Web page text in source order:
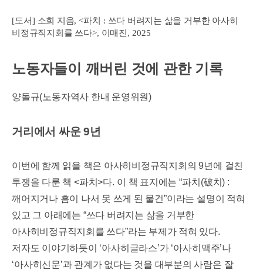
[도서] 소희 지음, <파치 : 쓰다 버려지는 삶을 거부한 아사히
비정규직지회를 쓰다>, 이매진 , 2025
노동자들이 깨버린 것에 관한 기록
양돌규(노동자역사 한내 운영위원)
거리에서 싸운9년
이번에 함께 읽을 책은 아사히비정규직지회의9년에 걸친
투쟁을 다룬 책 <파치>다. 이 책 표지에는 “파치 (破치) :
깨어지거나 흠이 나서 못 쓰게 된 물건”이라는 설명이 적혀
있고 그 아래에는 “쓰다 버려지는 삶을 거부한
아사히비정규직지회를 쓰다”라는 부제가 적혀 있다.
저자도 이야기하듯이 ‘아사히글라스’가 ‘아사히맥주’나
‘아사히신문’과 관계가 없다는 것을 대부분의 사람은 잘